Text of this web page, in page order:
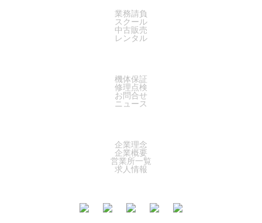
業務請負
スクール
中古販売
レンタル
機体保証
修理点検
お問合せ
ニュース
企業理念
企業概要
営業所一覧
求人情報